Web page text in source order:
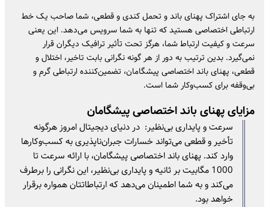
به جای اشتراک پهنای باند و تحمل کندی و قطعی، شما صاحب یک خط
ارتباطی اختصاصی هستید که تنها به شما سرویس می‌دهد. این یعنی
سرعت و کیفیت ارتباط شما، هرگز تحت تأثیر ترافیک دیگران قرار
نمی‌گیرد. بدین ترتیب به دور از هر گونه نگرانی بابت تاخیر، اختلال و
قطعی، پهنای باند اختصاصی پیشگامان، تضمین‌کننده ارتباطی گرم و
بی‌وقفه برای کسب‌وکار شما است.
مزایای پهنای باند اختصاصی پیشگامان
سرعت و پایداری بی‌نظیر: در دنیای دیجیتال امروز هرگونه
تأخیر و قطعی می‌تواند خسارات جبران‌ناپذیری به کسب‌وکارها
وارد کند. پهنای باند اختصاصی پیشگامان، با ارائه سرعت تا
1000 مگابیت بر ثانیه و پایداری بی‌نظیر، این نگرانی را برطرف
می‌کند و به شما اطمینان می‌دهد که ارتباطاتتان همواره برقرار
خواهد بود.